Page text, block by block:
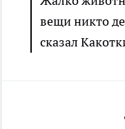
вещи никто
сказал